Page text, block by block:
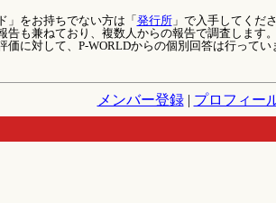
」をお持ちでない方は「 発行所」で入手してくだ
告も兼ねており、複数人からの報告で調査します
価に対して、P-WORLDからの個別回答は行ってい
メンバー登録| プロフィー